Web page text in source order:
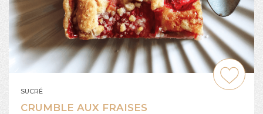
SUCRÉ
CRUMBLE AUX FRAISES